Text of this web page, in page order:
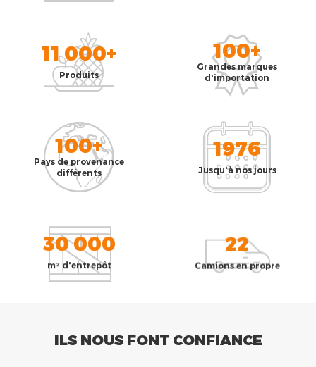
11 000+
Produits
100+
Grandes marques
d'importation
100+
Pays de provenance
différents
1976
Jusqu'à nos jours
30 000
m² d'entrepôt
22
Camions en propre
ILS NOUS FONT CONFIANCE